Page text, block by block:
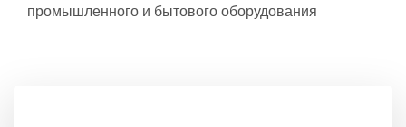
промышленного и бытового оборудования